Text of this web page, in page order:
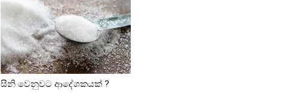
සීනි වෙනුවට ආදේශකයක් ?